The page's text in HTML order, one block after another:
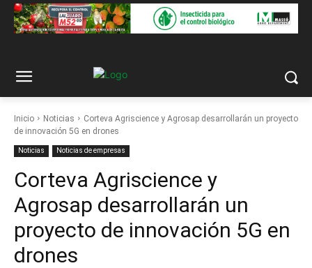
Inicio Noticias
Corteva Agriscience y Agrosap desarrollarán un proyecto
de innovación 5G en drones
Noticias Noticias de empresas
Corteva Agriscience y
Agrosap desarrollarán un
proyecto de innovación 5G en
drones